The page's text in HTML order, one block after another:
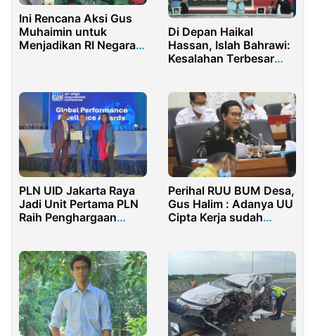
Ini Rencana Aksi Gus
Muhaimin untuk
Menjadikan RI Negara
Di Depan Haikal
Hassan, Islah Bahrawi:
Kesalahan Terbesar
PLN UID Jakarta Raya
Jadi Unit Pertama PLN
Raih Penghargaan
Perihal RUU BUM Desa,
Gus Halim : Adanya UU
Cipta Kerja sudah